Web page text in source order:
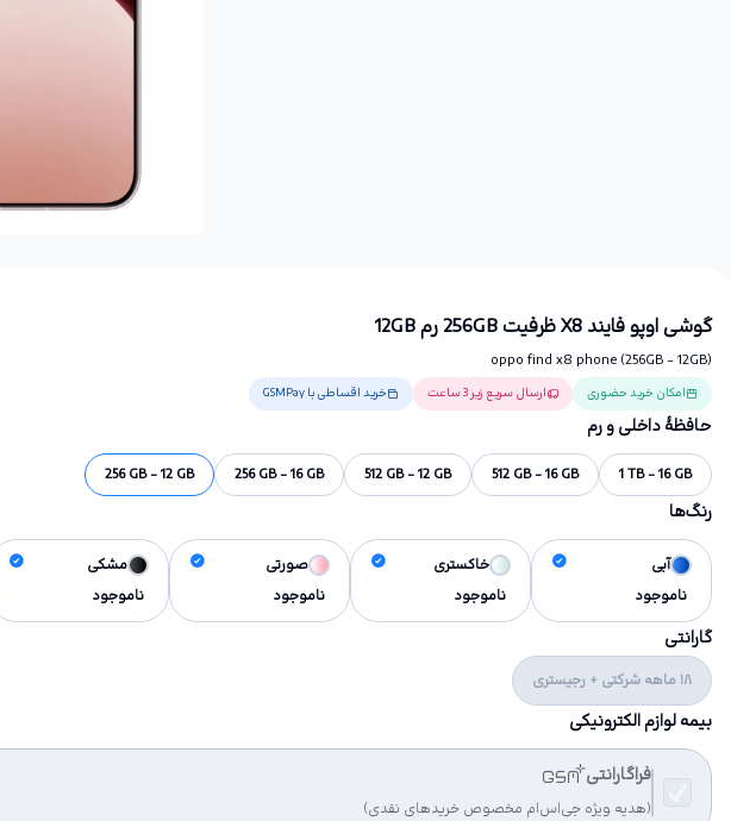
گوشی اوپو فایند X8 ظرفیت 256GB رم 12GB
oppo find x8 phone (256GB - 12GB)
امکان خرید حضوری ارسال سریع زیر 3 ساعت خرید اقساطی با GSMPay
حافظهٔ داخلی و رم
1 TB - 16 GB
512 GB - 16 GB
512 GB - 12 GB
256 GB - 16 GB
256 GB - 12 GB
رنگ‌ها
آبی
ناموجود
خاکستری
ناموجود
صورتی
ناموجود
مشکی
ناموجود
گارانتی
18 ماهه شرکتی + رجیستری
بیمه لوازم الکترونیکی
فراگارانتی
(هدیه ویژه جی‌اس‌ام مخصوص خریدهای نقدی)